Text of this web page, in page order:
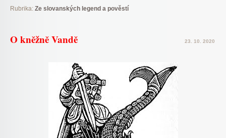
Rubrika: Ze slovanských legend a pověstí
O kněžně Vandě 23. 10. 2020